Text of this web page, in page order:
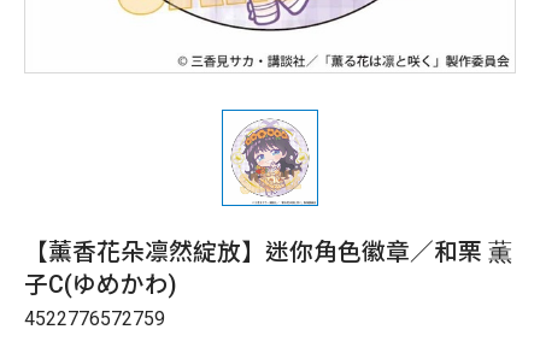
【薰香花朵凛然綻放】迷你角色徽章／和栗 薫
子C(ゆめかわ)
4522776572759